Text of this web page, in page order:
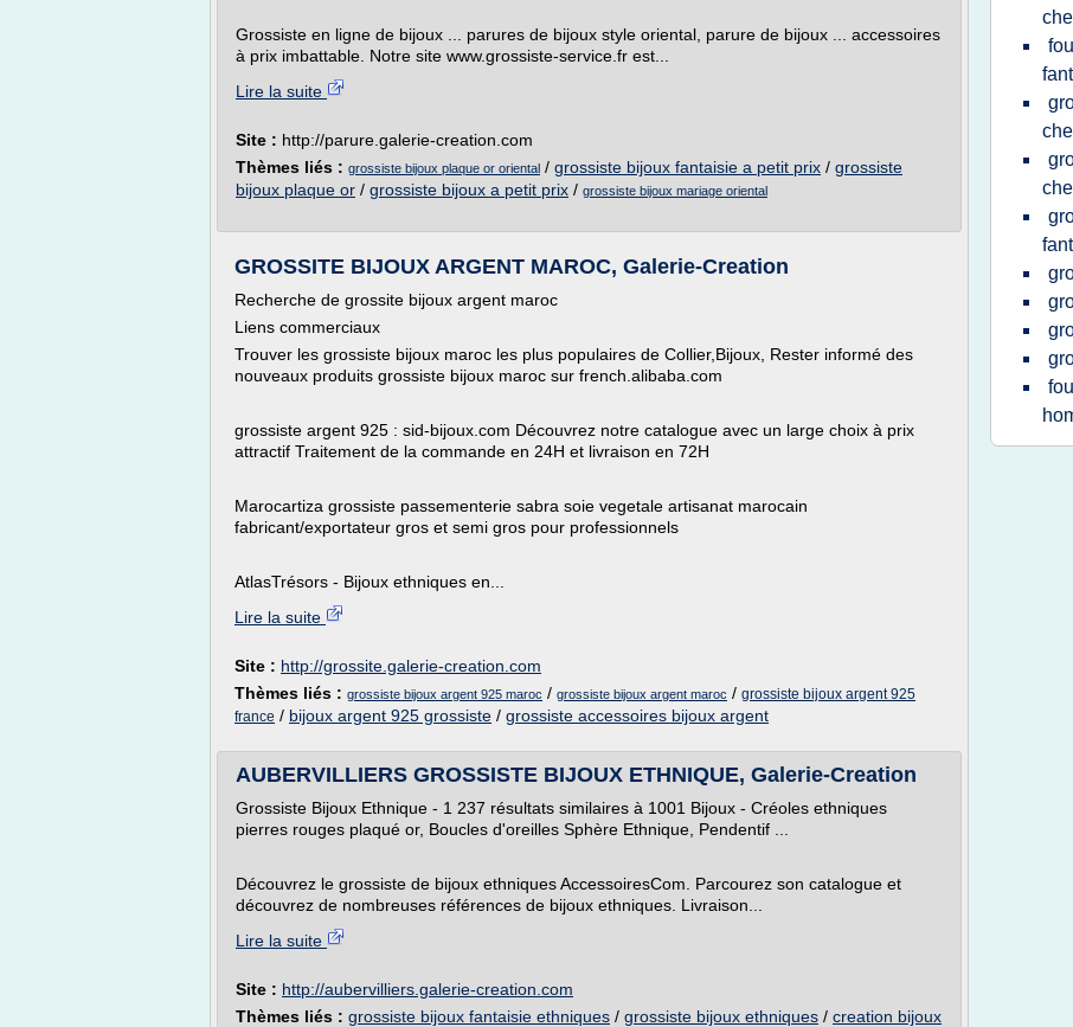
Grossiste en ligne de bijoux ... parures de bijoux style oriental, parure de bijoux ... accessoires
à prix imbattable. Notre site www.grossiste-service.fr est...
Lire la suite
Site : http://parure.galerie-creation.com
Thèmes liés : grossiste bijoux plaque or oriental / grossiste bijoux fantaisie a petit prix / grossiste
bijoux plaque or / grossiste bijoux a petit prix / grossiste bijoux mariage oriental
GROSSITE BIJOUX ARGENT MAROC, Galerie-Creation
Recherche de grossite bijoux argent maroc
Liens commerciaux
Trouver les grossiste bijoux maroc les plus populaires de Collier,Bijoux, Rester informé des
nouveaux produits grossiste bijoux maroc sur french.alibaba.com
grossiste argent 925 : sid-bijoux.com Découvrez notre catalogue avec un large choix à prix
attractif Traitement de la commande en 24H et livraison en 72H
Marocartiza grossiste passementerie sabra soie vegetale artisanat marocain
fabricant/exportateur gros et semi gros pour professionnels
AtlasTrésors - Bijoux ethniques en...
Lire la suite
Site : http://grossite.galerie-creation.com
Thèmes liés : grossiste bijoux argent 925 maroc / grossiste bijoux argent maroc / grossiste bijoux argent 925
france / bijoux argent 925 grossiste / grossiste accessoires bijoux argent
AUBERVILLIERS GROSSISTE BIJOUX ETHNIQUE, Galerie-Creation
Grossiste Bijoux Ethnique - 1 237 résultats similaires à 1001 Bijoux - Créoles ethniques
pierres rouges plaqué or, Boucles d'oreilles Sphère Ethnique, Pendentif ...
Découvrez le grossiste de bijoux ethniques AccessoiresCom. Parcourez son catalogue et
découvrez de nombreuses références de bijoux ethniques. Livraison...
Lire la suite
Site : http://aubervilliers.galerie-creation.com
Thèmes liés : grossiste bijoux fantaisie ethniques / grossiste bijoux ethniques / creation bijoux